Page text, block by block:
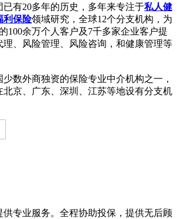
有20多年的历史，多年来专注于私人健
利保险领域研究，全球12个分支机构，为
100余万个人客户及7千多家企业客户提
理、风险管理、风险咨询，和健康管理等
少数外商独资的保险专业中介机构之一，
北京、广东、深圳、江苏等地设有分支机
供专业服务。全程协助投保，提供无后顾